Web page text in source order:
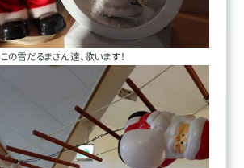
この雪だるまさん達、歌います！